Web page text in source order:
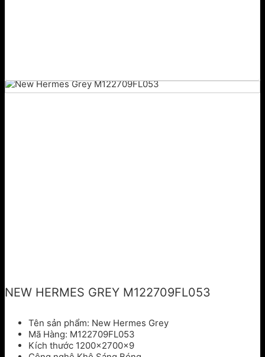
NEW HERMES GREY M122709FL053
Tên sản phẩm: New Hermes Grey
Mã Hàng: M122709FL053
Kích thước 1200x2700x9